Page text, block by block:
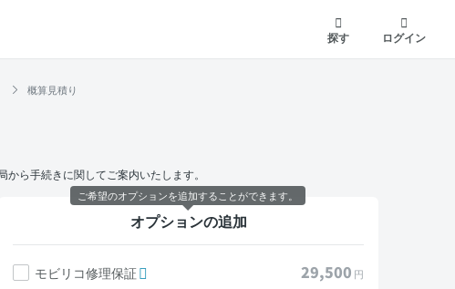
探す
ログイン
概算見積り
ら手続きに関してご案内いたします。
オプションの追加
モビリコ修理保証 29,500 円
ご希望のオプションを追加することができます。